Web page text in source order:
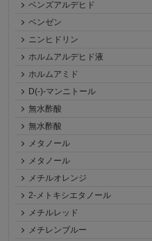
ベンズアルデヒド
ベンゼン
ニンヒドリン
ホルムアルデヒド液
ホルムアミド
D(-)-マンニトール
無水酢酸
無水酢酸
メタノール
メタノール
メチルオレンジ
2-メトキシエタノール
メチルレッド
メチレンブルー